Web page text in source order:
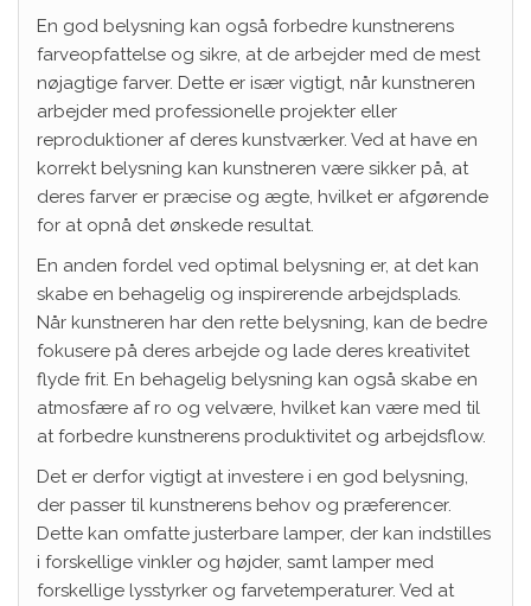
En god belysning kan også forbedre kunstnerens
farveopfattelse og sikre, at de arbejder med de mest
nøjagtige farver. Dette er især vigtigt, når kunstneren
arbejder med professionelle projekter eller
reproduktioner af deres kunstværker. Ved at have en
korrekt belysning kan kunstneren være sikker på, at
deres farver er præcise og ægte, hvilket er afgørende
for at opnå det ønskede resultat.
En anden fordel ved optimal belysning er, at det kan
skabe en behagelig og inspirerende arbejdsplads.
Når kunstneren har den rette belysning, kan de bedre
fokusere på deres arbejde og lade deres kreativitet
flyde frit. En behagelig belysning kan også skabe en
atmosfære af ro og velvære, hvilket kan være med til
at forbedre kunstnerens produktivitet og arbejdsflow.
Det er derfor vigtigt at investere i en god belysning,
der passer til kunstnerens behov og præferencer.
Dette kan omfatte justerbare lamper, der kan indstilles
i forskellige vinkler og højder, samt lamper med
forskellige lysstyrker og farvetemperaturer. Ved at